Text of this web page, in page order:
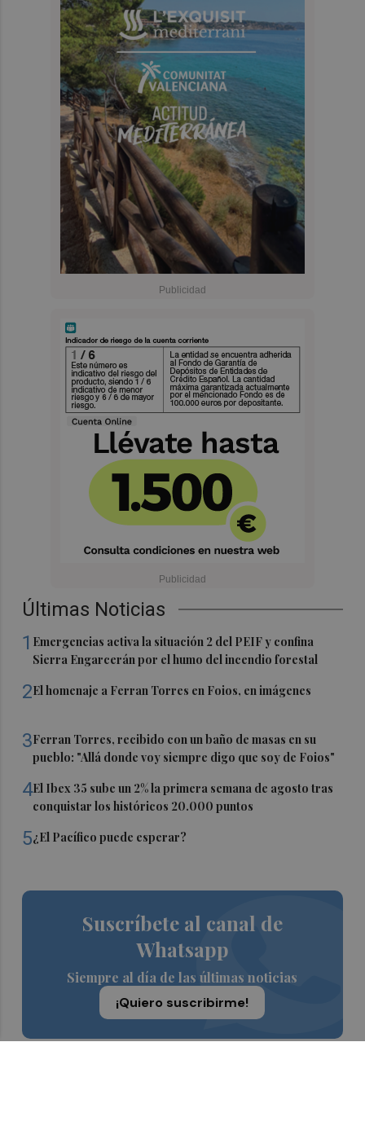
Últimas Noticias
1 Emergencias activa la situación 2 del PEIF y confina
Sierra Engarcerán por el humo del incendio forestal
2El homenaje a Ferran Torres en Foios, en imágenes
3Ferran Torres, recibido con un baño de masas en su
pueblo: "Allá donde voy siempre digo que soy de Foios"
4El Ibex 35 sube un 2% la primera semana de agosto tras
conquistar los históricos 20.000 puntos
5¿El Pacífico puede esperar?
Suscríbete al canal de
Whatsapp
Siempre al día de las últimas noticias
¡Quiero suscribirme!